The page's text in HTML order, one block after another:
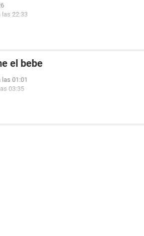
las 22:33
el bebe
las 01:01
03:35